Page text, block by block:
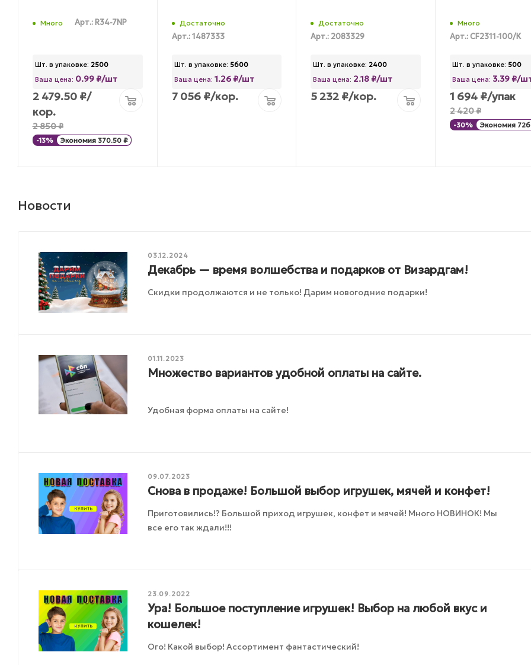
Много Арт.: R34-7NP
Шт. в упаковке: 2500
Ваша цена: 0.99 ₽/шт
2 479.50₽/
кор.
2 850₽
-13% Экономия 370.50₽
Достаточно
Арт.: 1487333
Шт. в упаковке: 5600
Ваша цена: 1.26 ₽/шт
7 056₽/кор.
Достаточно
Арт.: 2083329
Шт. в упаковке: 2400
Ваша цена: 2.18 ₽/шт
5 232 ₽/кор.
Много
Арт.: CF2311-100/К
Шт. в упаковке: 500
Ваша цена: 3.39 ₽/
1 694 ₽/упак
2 420₽
-30% Экономия 726
Новости
03.12.2024
Декабрь — время волшебства и подарков от Визардгам!
Скидки продолжаются и не только! Дарим новогодние подарки!
01.11.2023
Множество вариантов удобной оплаты на сайте.
Удобная форма оплаты на сайте!
09.07.2023
Снова в продаже! Большой выбор игрушек, мячей и конфет!
Приготовились!? Большой приход игрушек, конфет и мячей! Много НОВИНОК! Мы
все его так ждали!!!
23.09.2022
Ура! Большое поступление игрушек! Выбор на любой вкус и
кошелек!
Ого! Какой выбор! Ассортимент фантастический!